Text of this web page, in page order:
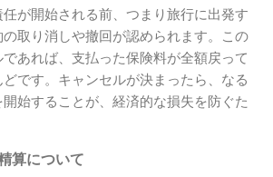
が開始される前、つまり旅行に出発す
取り消しや撤回が認められます。この
あれば、支払った保険料が全額戻って
どです。キャンセルが決まったら、なる
始することが、経済的な損失を防ぐた
算について